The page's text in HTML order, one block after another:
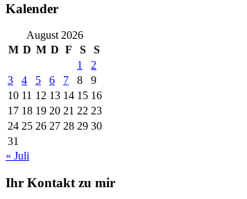
Kalender
August 2026
M D M D F S
S
1
2
3
4 5 6 7 8
9
10 11 12 13 14 15 16
17 18 19 20 21 22 23
24 25 26 27 28 29 30
31
« Juli
Ihr Kontakt zu mir